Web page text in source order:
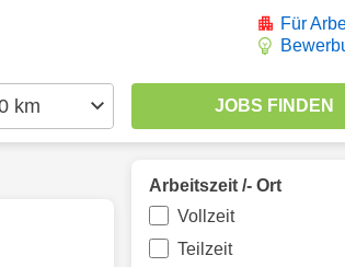
Für
Arbeitszeit /- Ort
Vollzeit
Teilzeit